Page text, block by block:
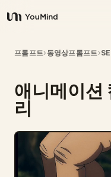
YouMind
개요
사용 사례
스킬
프롬프트
프롬프트› 동영상프롬프트›
애니메이션
리